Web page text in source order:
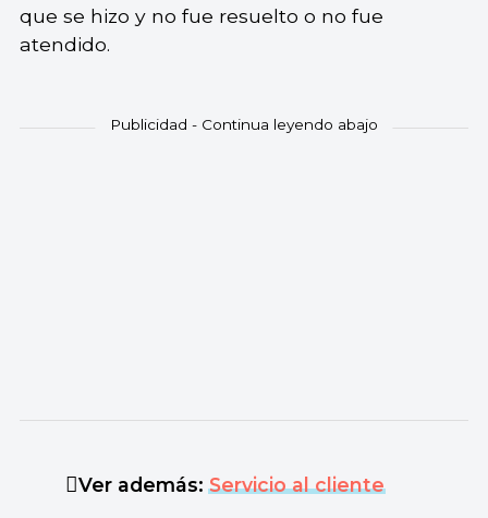
que se hizo y no fue resuelto o no fue
atendido.
Ver además:Servicio al cliente